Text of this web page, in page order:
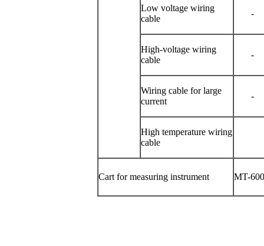
Low voltage wiring
cable
-
High-voltage wiring
cable
-
Wiring cable for large
current
-
High temperature wiring
cable
Cart for measuring instrument MT-